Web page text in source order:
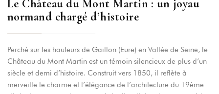
Le Château du Mont Martin : un joyau
normand chargé d’histoire
Perché sur les hauteurs de Gaillon (Eure) en Vallée de Seine, le
Château du Mont Martin est un témoin silencieux de plus d’un
siècle et demi d’histoire. Construit vers 1850, il reflète à
merveille le charme et l’élégance de l’architecture du 19ème